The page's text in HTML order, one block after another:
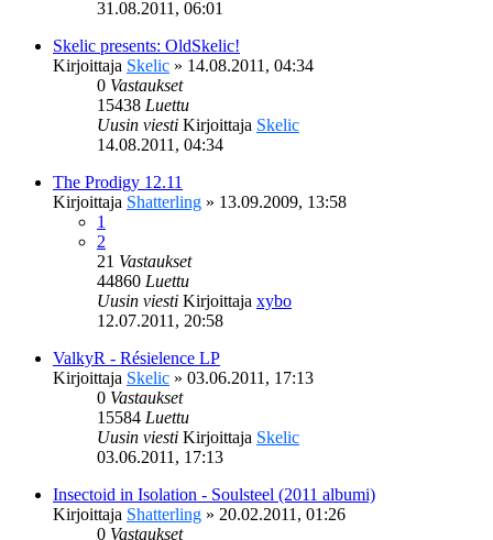
31.08.2011, 06:01
Skelic presents: OldSkelic!
Kirjoittaja Skelic » 14.08.2011, 04:34
0 Vastaukset
15438 Luettu
Uusin viesti Kirjoittaja Skelic
14.08.2011, 04:34
The Prodigy 12.11
Kirjoittaja Shatterling » 13.09.2009, 13:58
1
2
21 Vastaukset
44860 Luettu
Uusin viesti Kirjoittaja xybo
12.07.2011, 20:58
ValkyR - Résielence LP
Kirjoittaja Skelic » 03.06.2011, 17:13
0 Vastaukset
15584 Luettu
Uusin viesti Kirjoittaja Skelic
03.06.2011, 17:13
Insectoid in Isolation - Soulsteel (2011 albumi)
Kirjoittaja Shatterling » 20.02.2011, 01:26
0 Vastaukset